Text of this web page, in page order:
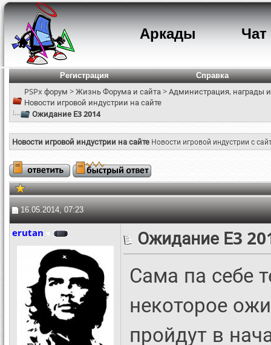
Аркады Чат
Регистрация Справка
PSPx форум >Жизнь Форума и сайта>Администрация, награды
Новости игровой индустрии на сайте
Ожидание Е3 2014
Новости игровой индустрии на сайтеНовости игровой индустрии с
16.05.2014, 07:23
erutan Ожидание Е3
Сама па себе
некоторое
пройдут в